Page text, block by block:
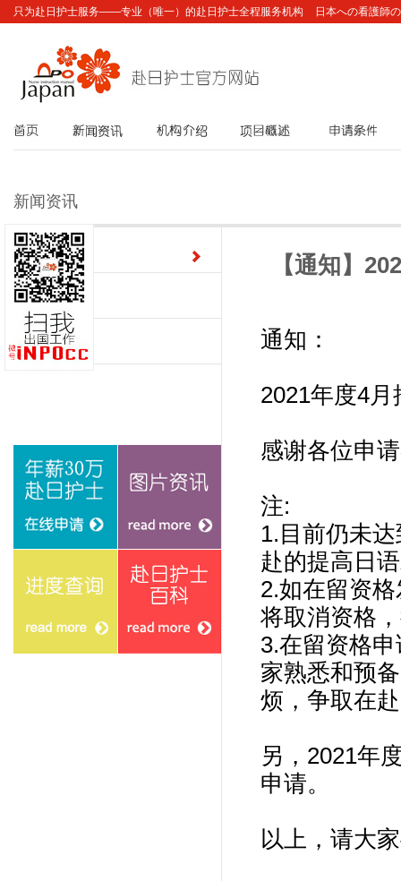
只为赴日护士服务——专业（唯一）的赴日护士全程服务机构 日本への看護師
新闻资讯
最新动态
图片资讯
公告栏
在线申请 图片资讯
【通知】
通知：
2021年度4
感谢各位申
注:
1.目前仍未
赴的提高日
2.如在留资
将取消资格
3.在留资格
家熟悉和预
烦，争取在
另，2021年
申请。
以上，请大